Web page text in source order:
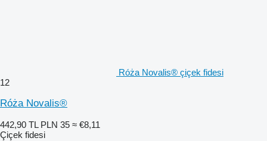
Róża Novalis® çiçek fidesi
12
Róża Novalis®
442,90 TL PLN 35 ≈ €8,11
Çiçek fidesi